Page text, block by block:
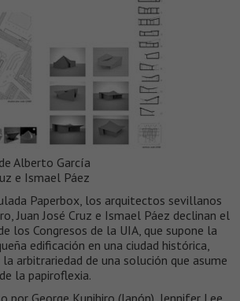
Alberto García
e Ismael Páez
Paperbox, los arquitectos sevillanos
Juan José Cruz e Ismael Páez declinan el
los Congresos de la UIA, que supone la
edificación en una ciudad histórica,
arbitrariedad de una solución que asume
la papiroflexia.
por George Kunihiro (Japón), Jennifer Lee